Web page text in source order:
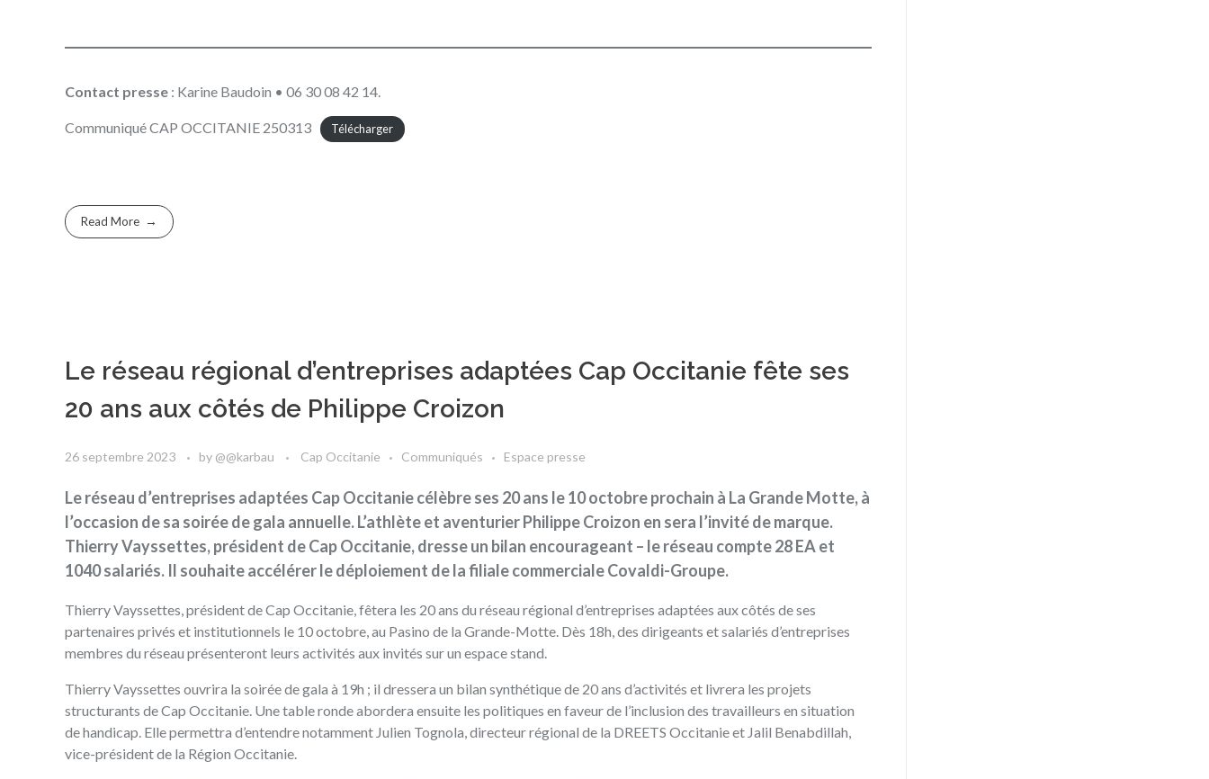
Contact presse : Karine Baudoin • 06 30 08 42 14.
Communiqué CAP OCCITANIE 250313 Télécharger
Read More
Le réseau régional d’entreprises adaptées Cap Occitanie fête ses
20 ans aux côtés de Philippe Croizon
26 septembre 2023 by @@karbau Cap Occitanie Communiqués Espace presse
Le réseau d’entreprises adaptées Cap Occitanie célèbre ses 20 ans le 10 octobre prochain à La Grande Motte, à
l’occasion de sa soirée de gala annuelle. L’athlète et aventurier Philippe Croizon en sera l’invité de marque.
Thierry Vayssettes, président de Cap Occitanie, dresse un bilan encourageant – le réseau compte 28 EA et
1040 salariés. Il souhaite accélérer le déploiement de la filiale commerciale Covaldi-Groupe.
Thierry Vayssettes, président de Cap Occitanie, fêtera les 20 ans du réseau régional d’entreprises adaptées aux côtés de ses
partenaires privés et institutionnels le 10 octobre, au Pasino de la Grande-Motte. Dès 18h, des dirigeants et salariés d’entreprises
membres du réseau présenteront leurs activités aux invités sur un espace stand.
Thierry Vayssettes ouvrira la soirée de gala à 19h ; il dressera un bilan synthétique de 20 ans d’activités et livrera les projets
structurants de Cap Occitanie. Une table ronde abordera ensuite les politiques en faveur de l’inclusion des travailleurs en situation
de handicap. Elle permettra d’entendre notamment Julien Tognola, directeur régional de la DREETS Occitanie et Jalil Benabdillah,
vice-président de la Région Occitanie.